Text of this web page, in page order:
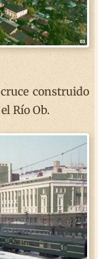
construido
Río Ob.